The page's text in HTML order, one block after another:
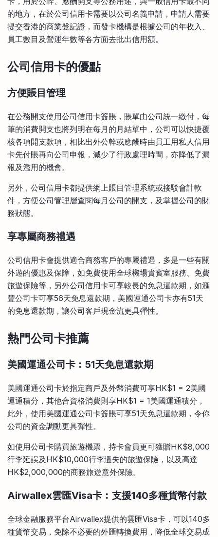
的地方，在於公司信用卡需要以公司名義申請，申請人需要
提交香港的商業登記證，而發卡機構是根據公司的年收入、
員工數目及營運年數等各方面去批出信用額。
公司信用卡的優點
方便賬目管理
在公務開支使用公司信用卡簽賬，賬單由公司統一繳付，每
筆的消費開支也將列明在每月的月結單中，公司可以快捷覆
核各項開支款項，相比出外公幹或應酬時由員工用私人信用
卡先付賬再向公司申報，減少了行政處理時間，亦降低了漏
報及濫用的機會。
另外，公司信用卡都提供網上賬目管理系統或接駁會計軟
件，方便公司管理層查閱每月公司的開支，及掌握公司的財
務狀態。
享專屬商務禮遇
公司信用卡會提供適合商務客戶的專屬禮遇，多是一些有關
外遊的優惠及保障，如免費使用全球機場貴賓室服務、免費
旅遊保險等，另外公司信用卡可享較長的免息還款期，如滙
豐公司卡可享56天免息還款期，美國運通公司卡亦有51天
的免息還款期，讓公司客戶現金流更具彈性。
熱門公司卡推薦
美國運通公司卡︰ 51天免息還款期
美國運通公司卡於指定商戶及外幣消費可享HK$1 = 2美國
運通積分，其他合資格消費則享HK$1 = 1美國運通積分，
此外，使用美國運通公司卡簽賬可享51天免息還款期，令你
公司的資金調動更具彈性。
如使用公司卡購買旅遊機票，持卡會員更可獲贈HK$8,000
行李延誤及HK$10,000行李遺失的旅遊保險，以及高達
HK$2,000,000的商務旅遊意外保險。
Airwallex雲匯Visa卡︰支援140多種貨幣付款
全球金融服務平台Airwallex提供的雲匯Visa卡，可以140多
種貨幣交易，免除不必要的外匯轉換費用，降低全球交易成